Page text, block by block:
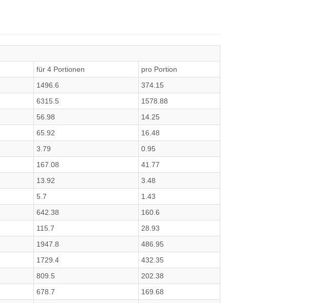
für 4 Portionen
pro Portion
1496.6
374.15
6315.5
1578.88
56.98
14.25
65.92
16.48
3.79
0.95
167.08
41.77
13.92
3.48
5.7
1.43
642.38
160.6
115.7
28.93
1947.8
486.95
1729.4
432.35
809.5
202.38
678.7
169.68